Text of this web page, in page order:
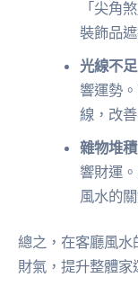
「尖角
裝飾品
光線不足
響運勢
線，改
雜物堆積
響財運
風水的關
總之，在客廳風
財氣，提升整體家